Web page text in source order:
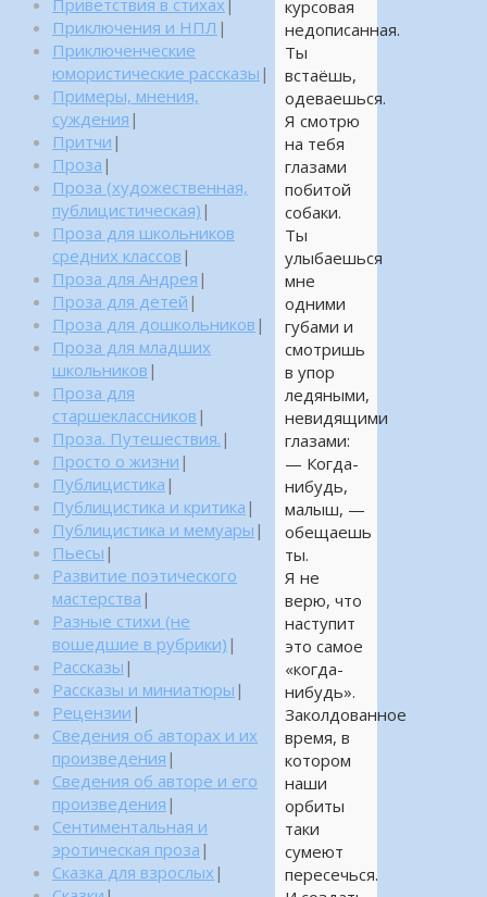
курсовая
недописанная.
Ты
встаёшь,
одеваешься.
Я смотрю
на тебя
глазами
побитой
собаки.
Ты
улыбаешься
мне
одними
губами и
смотришь
в упор
ледяными,
невидящими
глазами:
— Когда-
нибудь,
малыш, —
обещаешь
ты.
Я не
верю, что
наступит
это самое
«когда-
нибудь».
Заколдованное
время, в
котором
наши
орбиты
таки
сумеют
пересечься.
Приветствия в стихах
Приключения и НПЛ |
Приключенческие
юмористические рассказы |
Примеры, мнения,
суждения |
Притчи |
Проза |
Проза (художественная,
публицистическая) |
Проза для школьников
средних классов |
Проза для Андрея |
Проза для детей |
Проза для дошкольников |
Проза для младших
школьников |
Проза для
старшеклассников |
Проза. Путешествия. |
Просто о жизни |
Публицистика |
Публицистика и критика |
Публицистика и мемуары |
Пьесы |
Развитие поэтического
мастерства |
Разные стихи (не
вошедшие в рубрики) |
Рассказы |
Рассказы и миниатюры |
Рецензии |
Сведения об авторах и их
произведения |
Сведения об авторе и его
произведения |
Сентиментальная и
эротическая проза |
Сказка для взрослых |